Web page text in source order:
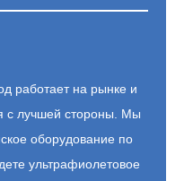
работает на рынке и
с лучшей стороны. Мы
оборудование по
ультрафиолетовое